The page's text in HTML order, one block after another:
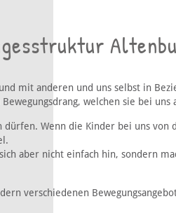
mit anderen und uns selbst in
welchen sie bei uns
Wenn die Kinder bei uns
aber nicht einfach hin, sondern
verschiedenen